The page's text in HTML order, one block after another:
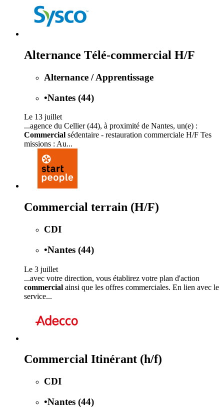
Alternance Télé-commercial H/F
Alternance / Apprentissage
•Nantes (44)
Le 13 juillet
...agence du Cellier (44), à proximité de Nantes, un(e) :
Commercial sédentaire - restauration commerciale H/F Tes
missions : Au...
Commercial terrain (H/F)
CDI
•Nantes (44)
Le 3 juillet
...avec votre direction, vous établirez votre plan d'action
commercial ainsi que les offres commerciales. En lien avec le
service...
Commercial Itinérant (h/f)
CDI
•Nantes (44)